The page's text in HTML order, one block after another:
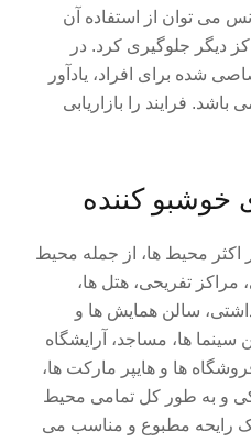
می توان از استفاده آن
دیگر جلوگیری کرد. در
شده برای افراد، یادآور
فرایند را بازاریابی
خوشبو کننده
اکثر محیط ها، از جمله محیط
مراکز تفریحی، هتل ها،
سالن همایش ها و
ها، مساجد، آرایشگاه
ها و هایپر مارکت ها،
و به طور کل تمامی محیط
رایحه مطبوع و مناسب می